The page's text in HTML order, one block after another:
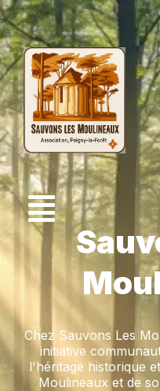
Chez Sauvons Les
initiative
l'héritage historique
Moulineaux et de